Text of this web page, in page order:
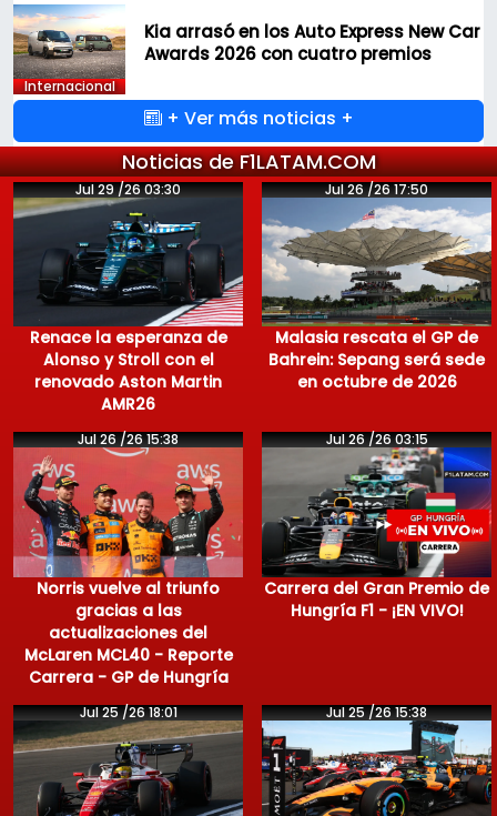
Internacional
Kia arrasó en los Auto Express New Car
Awards 2026 con cuatro premios
+ Ver más noticias +
Noticias de F1LATAM.COM
Jul 29 /26 03:30
Renace la esperanza de
Alonso y Stroll con el
renovado Aston Martin
AMR26
Jul 26 /26 17:50
Malasia rescata el GP de
Bahrein: Sepang será sede
en octubre de 2026
Jul 26 /26 15:38
Norris vuelve al triunfo
gracias a las
actualizaciones del
McLaren MCL40 - Reporte
Carrera - GP de Hungría
Jul 26 /26 03:15
Carrera del Gran Premio de
Hungría F1 - ¡EN VIVO!
Jul 25 /26 18:01 Jul 25 /26 15:38